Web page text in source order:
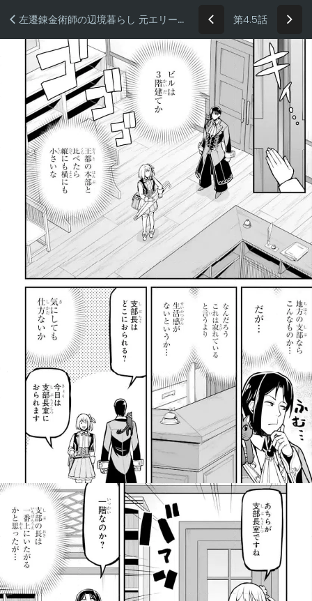
左遷錬金術師の辺境暮らし 元エリートは二度目の人生も失敗したので辺境でのんびりとやり直すことにしました 第4.5話